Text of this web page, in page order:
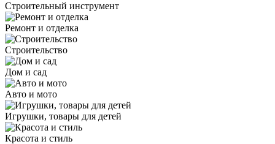
Строительный инструмент
Ремонт и отделка
Строительство
Дом и сад
Авто и мото
Игрушки, товары для детей
Красота и стиль